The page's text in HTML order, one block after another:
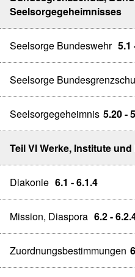
Seelsorgegeheimnisses
Seelsorge Bundeswehr 5.1
Seelsorge
Seelsorgegeheimnis 5.20 -
Teil VI Werke, Institute
Diakonie 6.1 - 6.1.4
Mission, Diaspora 6.2 -
Zuordnungsbestimmungen